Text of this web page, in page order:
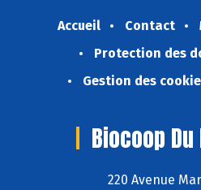
Accueil Contact
Protection des
Gestion des
Biocoop
220 Avenue